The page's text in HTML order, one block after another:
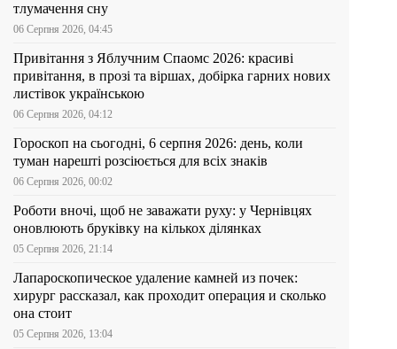
тлумачення сну
06 Серпня 2026, 04:45
Привітання з Яблучним Спаомс 2026: красиві
привітання, в прозі та віршах, добірка гарних нових
листівок українською
06 Серпня 2026, 04:12
Гороскоп на сьогодні, 6 серпня 2026: день, коли
туман нарешті розсіюється для всіх знаків
06 Серпня 2026, 00:02
Роботи вночі, щоб не заважати руху: у Чернівцях
оновлюють бруківку на кількох ділянках
05 Серпня 2026, 21:14
Лапароскопическое удаление камней из почек:
хирург рассказал, как проходит операция и сколько
она стоит
05 Серпня 2026, 13:04